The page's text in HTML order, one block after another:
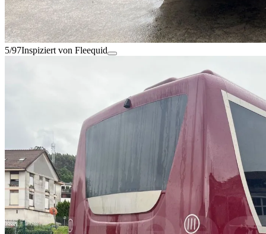
5/97Inspiziert von Fleequid